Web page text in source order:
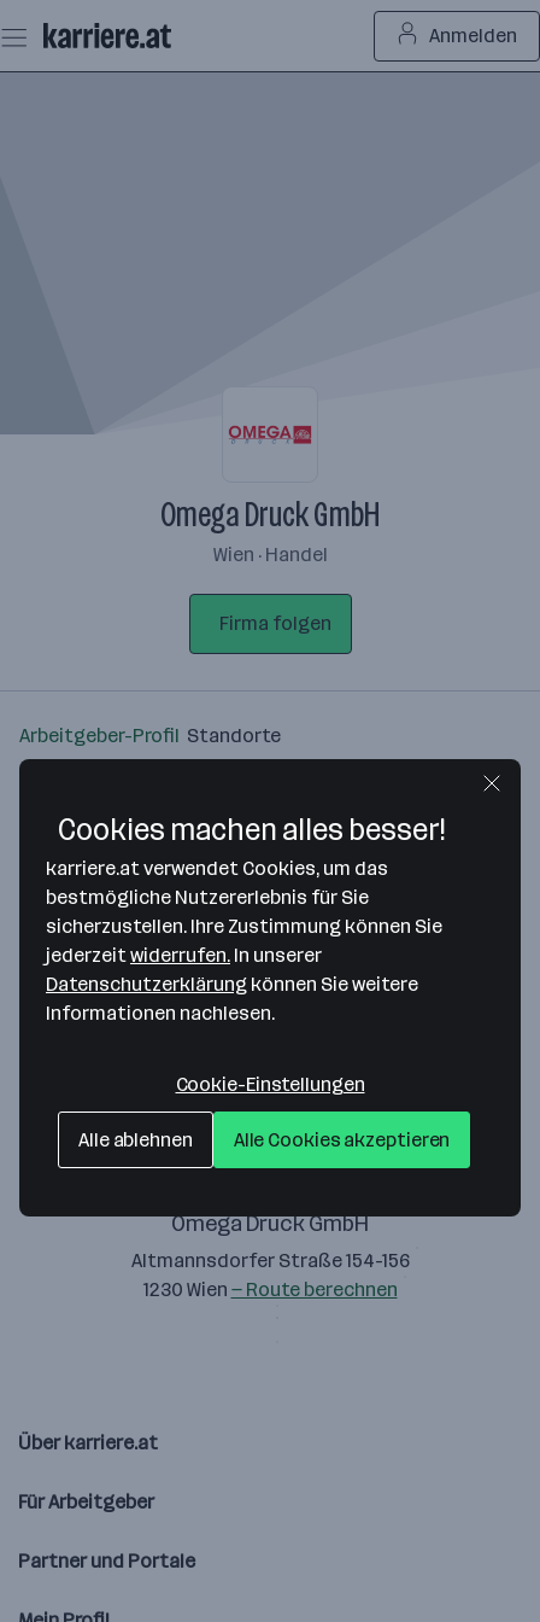
Seiteninhalt
springen
Anmelden
Omega Druck GmbH
Wien · Handel
Firma folgen
Arbeitgeber-Profil Standorte
Bitte stimme unseren Cookie-
Richtlinien zu, um diese Karte
anzuzeigen.
Omega Druck GmbH
Altmannsdorfer Straße 154-156
1230 Wien — Route berechnen
Über karriere.at
Für Arbeitgeber
Partner und Portale
Cookies machen alles besser!
karriere.at verwendet Cookies, um das
bestmögliche Nutzererlebnis für Sie
sicherzustellen. Ihre Zustimmung können Sie
jederzeitwiderrufen. In unserer
Datenschutzerklärung können Sie weitere
Informationen nachlesen.
Cookie-Einstellungen
Alle ablehnen Alle Cookies akzeptieren